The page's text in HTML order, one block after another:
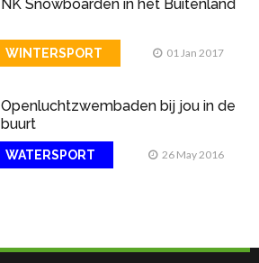
NK Snowboarden in het Buitenland
WINTERSPORT 01 Jan 2017
Openluchtzwembaden bij jou in de
buurt
WATERSPORT 26 May 2016